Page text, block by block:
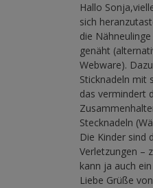
Hallo
sich
die
genäht
Webware).
Sticknadeln mit
das vermindert
Stecknadeln
Die Kinder sind
Verletzungen –
kann ja auch
Liebe Grüße